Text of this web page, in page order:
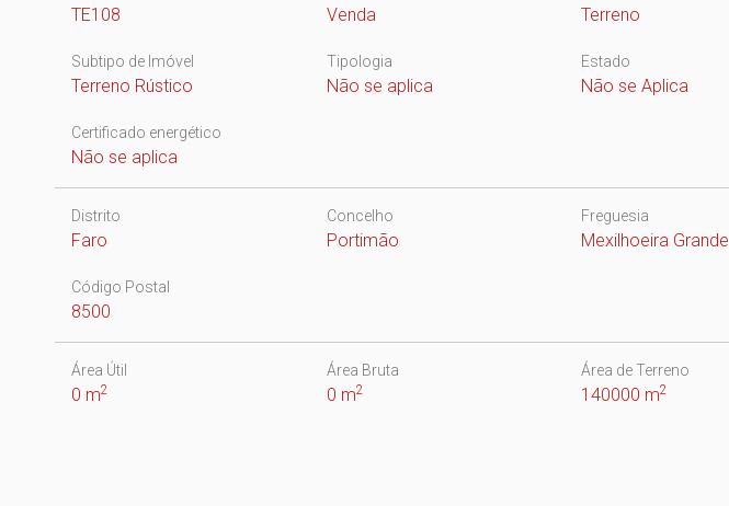
TE108 Venda Terreno
Subtipo de Imóvel
Terreno Rústico
Tipologia
Não se aplica
Estado
Não se Aplica
Certificado energético
Não se aplica
Distrito
Faro
Concelho
Portimão
Freguesia
Mexilhoeira Grande
Código Postal
8500
Área Útil
0 m2
Área Bruta
0 m2
Área de Terreno
140000 m2